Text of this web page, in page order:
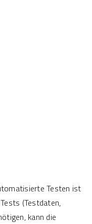
Testen ist
(Testdaten,
kann die